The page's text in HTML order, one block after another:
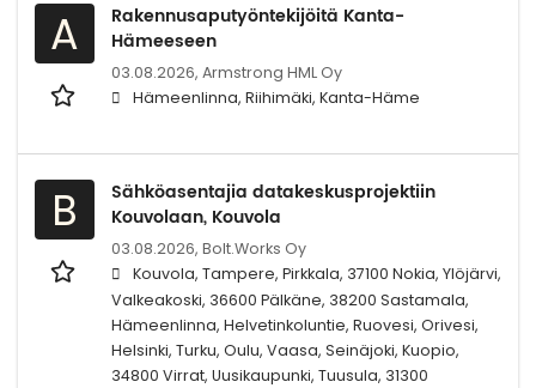
A
Rakennusaputyöntekijöitä Kanta-
Hämeeseen
03.08.2026, Armstrong HML Oy
Hämeenlinna, Riihimäki, Kanta-Häme
B
Sähköasentajia datakeskusprojektiin
Kouvolaan, Kouvola
03.08.2026, Bolt.Works Oy
Kouvola, Tampere, Pirkkala, 37100 Nokia, Ylöjärvi,
Valkeakoski, 36600 Pälkäne, 38200 Sastamala,
Hämeenlinna, Helvetinkoluntie, Ruovesi, Orivesi,
Helsinki, Turku, Oulu, Vaasa, Seinäjoki, Kuopio,
34800 Virrat, Uusikaupunki, Tuusula, 31300